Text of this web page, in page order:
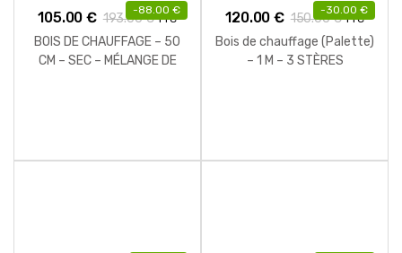
-88.00 €
105.00€ 193.00€ TTC
BOIS DE CHAUFFAGE – 50
CM – SEC – MÉLANGE DE
-30.00 €
120.00€ 150.00€ TTC
Bois de chauffage (Palette)
– 1 M – 3 STÈRES